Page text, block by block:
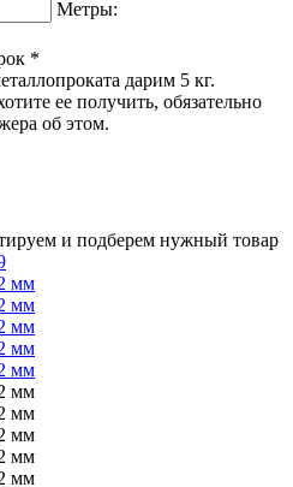
Метры:
*
дарим 5 кг.
ее получить, обязательно
об этом.
и подберем нужный товар